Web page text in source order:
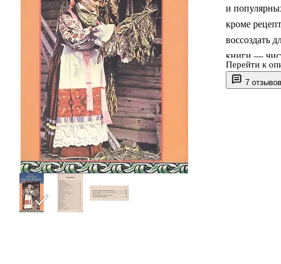
7 отзывов
и
кроме
воссоздать
книги —
бережно и
щедро дарит
Перейти к